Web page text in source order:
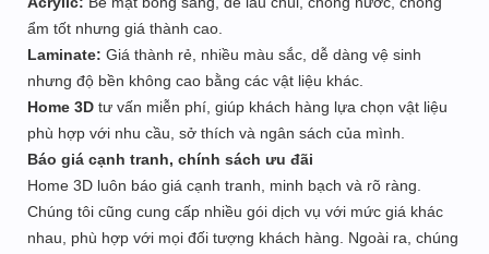
ẩm tốt nhưng giá thành cao.
Laminate: Giá thành rẻ, nhiều màu sắc, dễ dàng vệ sinh
nhưng độ bền không cao bằng các vật liệu khác.
Home 3D tư vấn miễn phí, giúp khách hàng lựa chọn vật liệu
phù hợp với nhu cầu, sở thích và ngân sách của mình.
Báo giá cạnh tranh, chính sách ưu đãi
Home 3D luôn báo giá cạnh tranh, minh bạch và rõ ràng.
Chúng tôi cũng cung cấp nhiều gói dịch vụ với mức giá khác
nhau, phù hợp với mọi đối tượng khách hàng. Ngoài ra, chúng